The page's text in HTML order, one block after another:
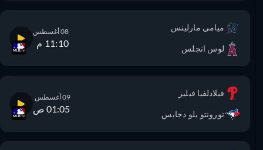
ميامي مارلينس
لوس انجلس 11:10 م
فيلادلفيا فيليز
تورونتو بلو دجايس 01:05 ص